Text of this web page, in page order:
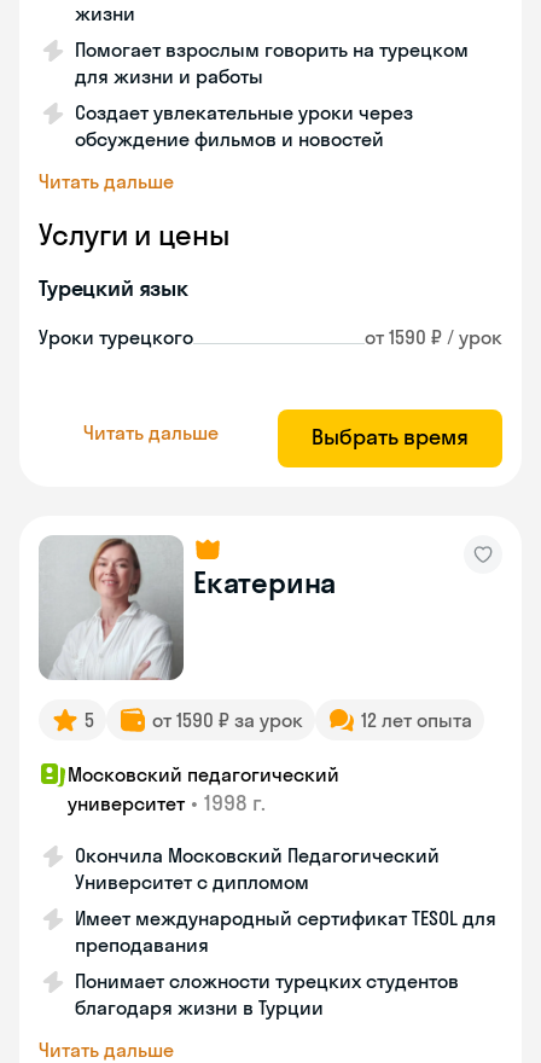
жизни
Помогает взрослым говорить на турецком
для жизни и работы
Создает увлекательные уроки через
обсуждение фильмов и новостей
Читать дальше
Услуги и цены
Турецкий язык
Уроки турецкого от 1590 ₽ / урок
Читать дальше Выбрать время
Екатерина
5 от 1590 ₽ за урок 12 лет опыта
Московский педагогический
университет • 1998 г.
Окончила Московский Педагогический
Университет с дипломом
Имеет международный сертификат TESOL для
преподавания
Понимает сложности турецких студентов
благодаря жизни в Турции
Читать дальше